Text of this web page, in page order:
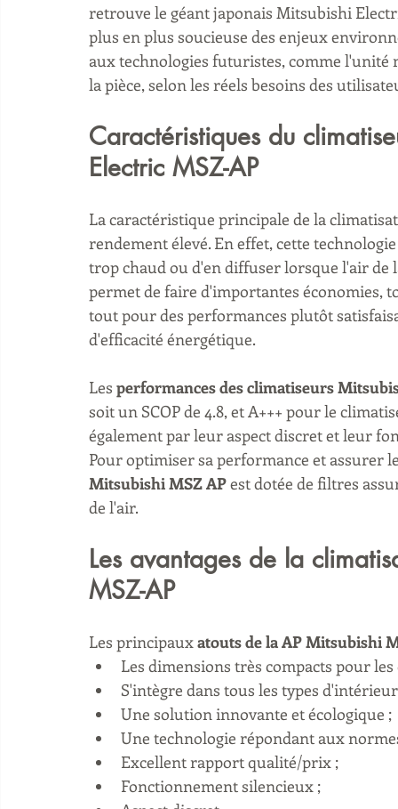
retrouve le géant japonais Mitsubishi
plus en plus soucieuse des enjeux
aux technologies futuristes, comme
la pièce, selon les réels besoins des
Caractéristiques du
Electric MSZ-AP
La caractéristique principale de la
rendement élevé. En effet, cette
trop chaud ou d'en diffuser lorsque l'air de
permet de faire d'importantes économies,
tout pour des performances plutôt
d'efficacité énergétique.
Les performances des climatiseurs
soit un SCOP de 4.8, et A+++ pour le
également par leur aspect discret et leur
Pour optimiser sa performance et assurer
Mitsubishi MSZ AP est dotée de filtres
de l'air.
Les avantages de la
MSZ-AP
Les principaux atouts de la AP Mitsubishi
Les dimensions très compacts pour
S'intègre dans tous les types
Une solution innovante et écologique ;
Une technologie répondant aux
Excellent rapport qualité/prix ;
Fonctionnement silencieux ;